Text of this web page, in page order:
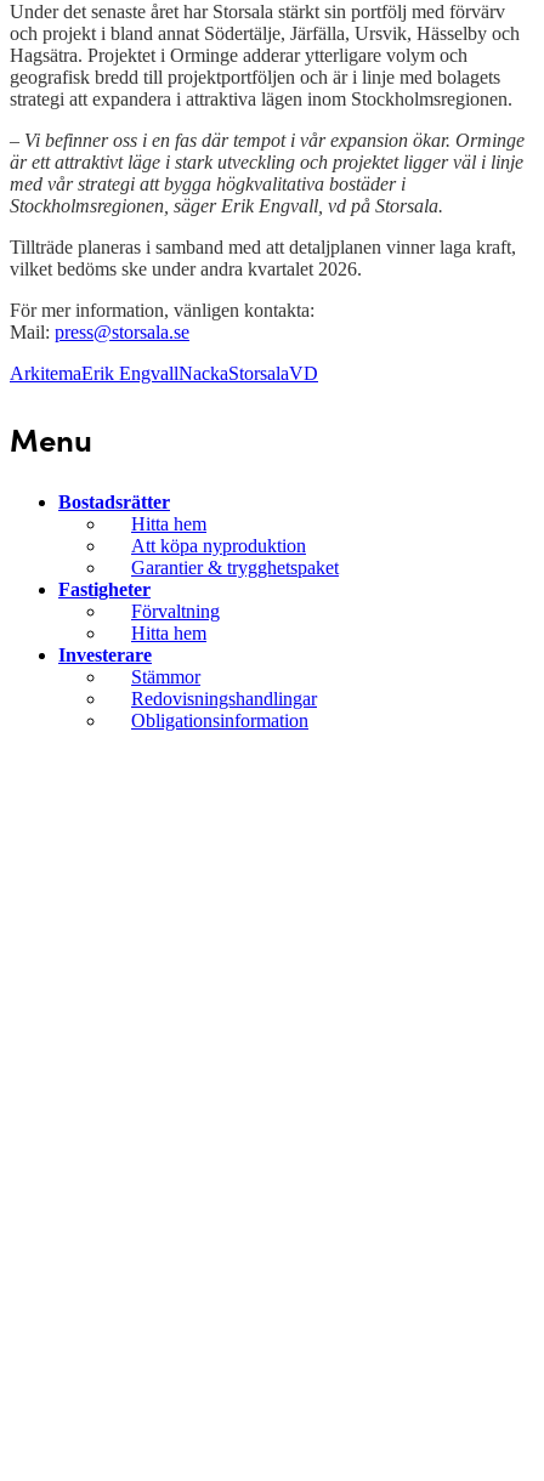
Under det senaste året har Storsala stärkt sin portfölj med förvärv
och projekt i bland annat Södertälje, Järfälla, Ursvik, Hässelby och
Hagsätra. Projektet i Orminge adderar ytterligare volym och
geografisk bredd till projektportföljen och är i linje med bolagets
strategi att expandera i attraktiva lägen inom Stockholmsregionen.
– Vi befinner oss i en fas där tempot i vår expansion ökar. Orminge
är ett attraktivt läge i stark utveckling och projektet ligger väl i linje
med vår strategi att bygga högkvalitativa bostäder i
Stockholmsregionen, säger Erik Engvall, vd på Storsala.
Tillträde planeras i samband med att detaljplanen vinner laga kraft,
vilket bedöms ske under andra kvartalet 2026.
För mer information, vänligen kontakta:
Mail: press@storsala.se
ArkitemaErik EngvallNackaStorsalaVD
Menu
Bostadsrätter
Hitta hem
Att köpa nyproduktion
Garantier & trygghetspaket
Fastigheter
Förvaltning
Hitta hem
Investerare
Stämmor
Redovisningshandlingar
Obligationsinformation